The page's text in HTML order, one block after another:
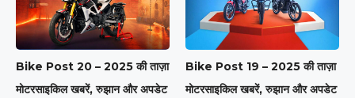
Bike Post 20 – 2025 की ताज़ा
मोटरसाइकिल खबरें, रुझान और अपडेट
Bike Post 19 – 2025 की ताज़ा
मोटरसाइकिल खबरें, रुझान और अपडेट